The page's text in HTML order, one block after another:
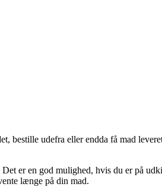
bestille udefra eller endda få mad
er en god mulighed, hvis du er på
længe på din mad.